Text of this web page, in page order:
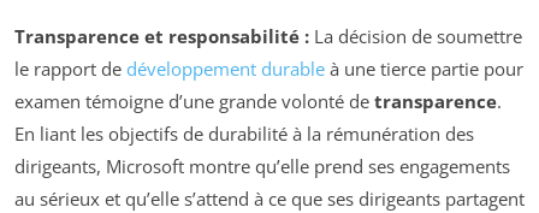
Transparence et responsabilité : La décision de soumettre
le rapport de développement durable à une tierce partie pour
examen témoigne d’une grande volonté de transparence.
En liant les objectifs de durabilité à la rémunération des
dirigeants, Microsoft montre qu’elle prend ses engagements
au sérieux et qu’elle s’attend à ce que ses dirigeants partagent